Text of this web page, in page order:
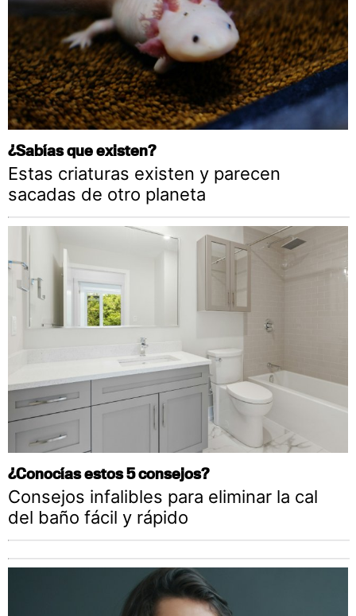
¿Sabías que existen?
Estas criaturas existen y parecen
sacadas de otro planeta
¿Conocías estos 5 consejos?
Consejos infalibles para eliminar la cal
del baño fácil y rápido